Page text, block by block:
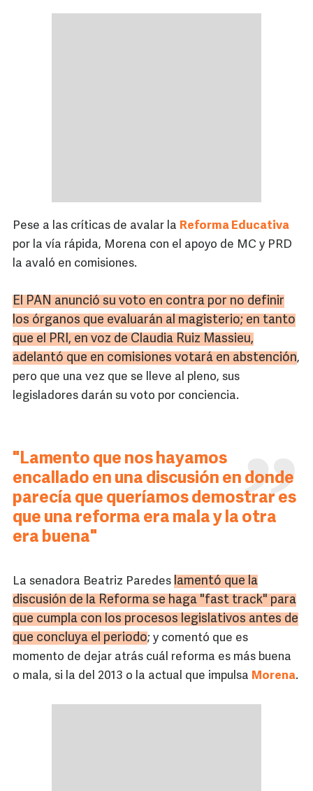
Pese a las críticas de avalar la Reforma Educativa
por la vía rápida, Morena con el apoyo de MC y PRD
la avaló en comisiones.
El PAN anunció su voto en contra por no definir
los órganos que evaluarán al magisterio; en tanto
que el PRI, en voz de Claudia Ruiz Massieu,
adelantó que en comisiones votará en abstención,
pero que una vez que se lleve al pleno, sus
legisladores darán su voto por conciencia.
"Lamento que nos hayamos
encallado en una discusión en donde
parecía que queríamos demostrar es
que una reforma era mala y la otra
era buena"
La senadora Beatriz Paredes lamentó que la
discusión de la Reforma se haga "fast track" para
que cumpla con los procesos legislativos antes de
que concluya el periodo; y comentó que es
momento de dejar atrás cuál reforma es más buena
o mala, si la del 2013 o la actual que impulsa Morena.